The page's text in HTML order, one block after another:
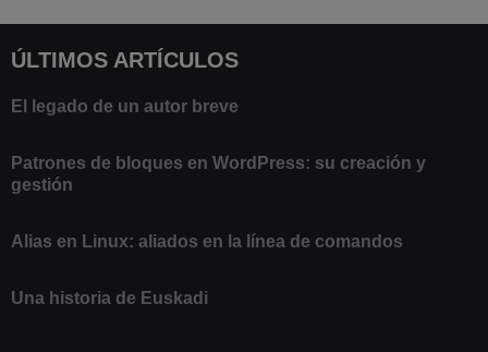
ÚLTIMOS ARTÍCULOS
El legado de un autor breve
Patrones de bloques en WordPress: su creación y
gestión
Alias en Linux: aliados en la línea de comandos
Una historia de Euskadi